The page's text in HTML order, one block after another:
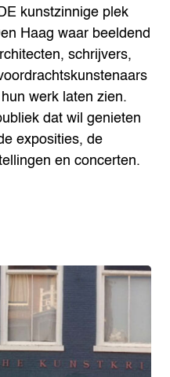
kunstzinnige plek
Haag waar beeldend
schrijvers,
werk laten zien.
dat wil genieten
exposities, de
en concerten.